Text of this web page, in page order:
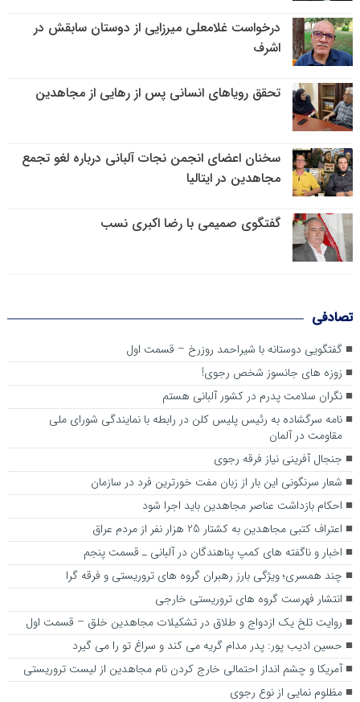
درخواست غلامعلی میرزایی از دوستان سابقش در
اشرف
تحقق رویاهای انسانی پس از رهایی از مجاهدین
سخنان اعضای انجمن نجات آلبانی درباره لغو تجمع
مجاهدین در ایتالیا
گفتگوی صمیمی با رضا اکبری نسب
تصادفی
گفتگویی دوستانه با شیراحمد روزرخ – قسمت اول
زوزه های جانسوز شخص رجوی!
نگران سلامت پدرم در کشور آلبانی هستم
نامه سرگشاده به رئيس پليس کلن در رابطه با نمايندگي شورای ملي
مقاومت در آلمان
جنجال آفرینی نیاز فرقه رجوی
شعار سرنگونی این بار از زبان مفت خورترین فرد در سازمان
احکام بازداشت عناصر مجاهدین باید اجرا شود
اعتراف کتبی مجاهدین به کشتار 25 هزار نفر از مردم عراق
اخبار و ناگفته های کمپ پناهندگان در آلبانی ـ قسمت پنجم
چند همسری؛ ویژگی بارز رهبران گروه های تروریستی و فرقه گرا
انتشار فهرست گروه های تروریستی خارجی
روایت تلخ یک ازدواج و طلاق در تشکیلات مجاهدین خلق – قسمت اول
حسین ادیب پور: پدر مدام گریه می کند و سراغ تو را می گیرد
آمریکا و چشم انداز احتمالی خارج کردن نام مجاهدین از لیست تروریستی
مظلوم نمایی از نوع رجوی